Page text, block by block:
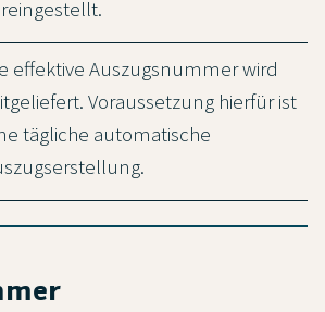
effektive Auszugsnummer wird
Voraussetzung hierfür ist
tägliche automatische